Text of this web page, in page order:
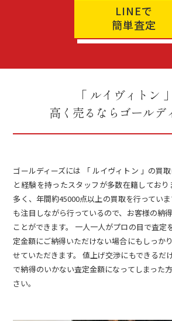
LINEで
簡単査定
「 ルイヴィトン
高く売るならゴールデ
ゴールディーズには 「 ルイヴィトン 」の買
と経験を持ったスタッフが多数在籍してお
多く、年間約45000点以上の買取を行ってい
も注目しながら行っているので、お客様の納
ことができます。 一人一人がプロの目で査定
定金額にご納得いただけない場合にもしっか
せていただきます。 値上げ交渉にもできるだ
で納得のいかない査定金額になってしまった
さい。